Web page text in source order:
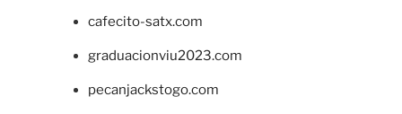
cafecito-satx.com
graduacionviu2023.com
pecanjackstogo.com